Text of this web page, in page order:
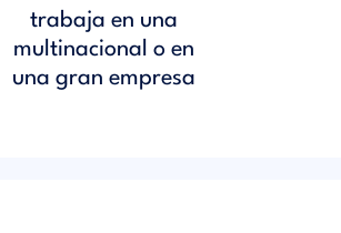
trabaja en una
multinacional o en
una gran empresa